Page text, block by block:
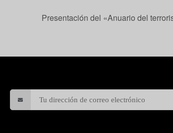
Presentación del «Anuario del